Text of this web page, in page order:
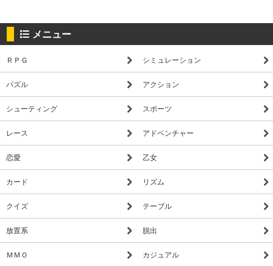
メニュー
ＲＰＧ シミュレーション
パズル アクション
シューティング スポーツ
レース アドベンチャー
恋愛 乙女
カード リズム
クイズ テーブル
放置系 脱出
ＭＭＯ カジュアル